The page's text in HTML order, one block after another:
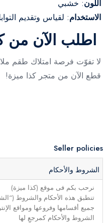
اللون: خشبي
الاستخدام: لقياس وتقديم
اطلب الآن من
قطع الآن من متجر كذا ميزة!
Seller policies
الشروط والأحكام
نرحب بكم فى موقع (كذا ميزة)
تنطبق هذه الأحكام والشروط
جميع أقسامها وفروعها ومواقع
الشروط والأحكام كمرجعٍ لها